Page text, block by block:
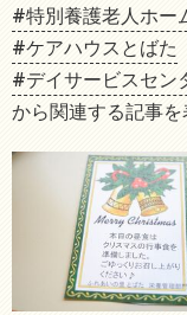
#特別養護老人ホー
#ケアハウスとばた
#デイサービスセン
から関連する記事を